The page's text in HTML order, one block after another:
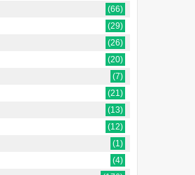
(66)
(29)
(26)
(20)
(7)
(21)
(13)
(12)
(1)
(4)